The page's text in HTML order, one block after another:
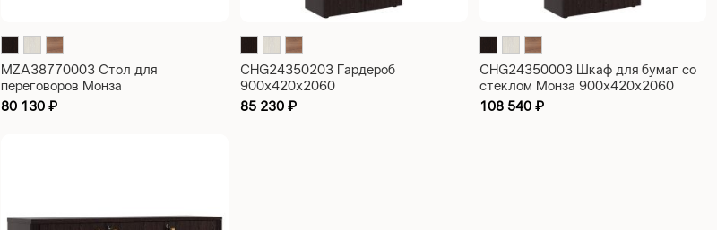
MZA38770003 Стол для
переговоров Монза
2200x1000x780
80 130₽
CHG24350203 Гардероб
900x420x2060
85 230₽
CHG24350003 Шкаф для бумаг со
стеклом Монза 900x420x2060
108 540 ₽